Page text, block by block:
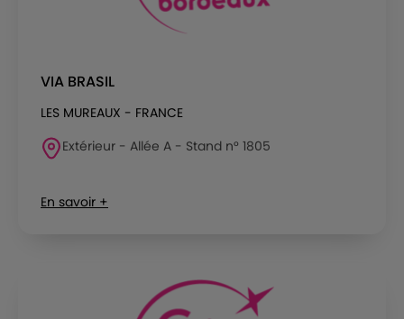
VIA BRASIL
LES MUREAUX - FRANCE
Extérieur - Allée A - Stand n° 1805
En savoir +